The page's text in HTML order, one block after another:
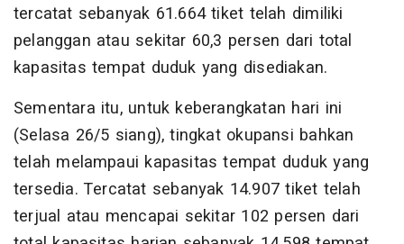
tercatat sebanyak 61.664 tiket telah dimiliki
pelanggan atau sekitar 60,3 persen dari total
kapasitas tempat duduk yang disediakan.
Sementara itu, untuk keberangkatan hari ini
(Selasa 26/5 siang), tingkat okupansi bahkan
telah melampaui kapasitas tempat duduk yang
tersedia. Tercatat sebanyak 14.907 tiket telah
terjual atau mencapai sekitar 102 persen dari